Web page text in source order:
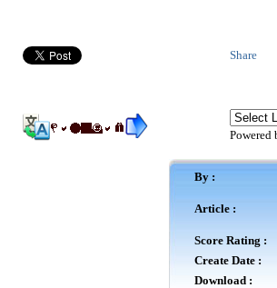
Share
Powered
By :
Article :
Score Rating :
Create Date :
Download :